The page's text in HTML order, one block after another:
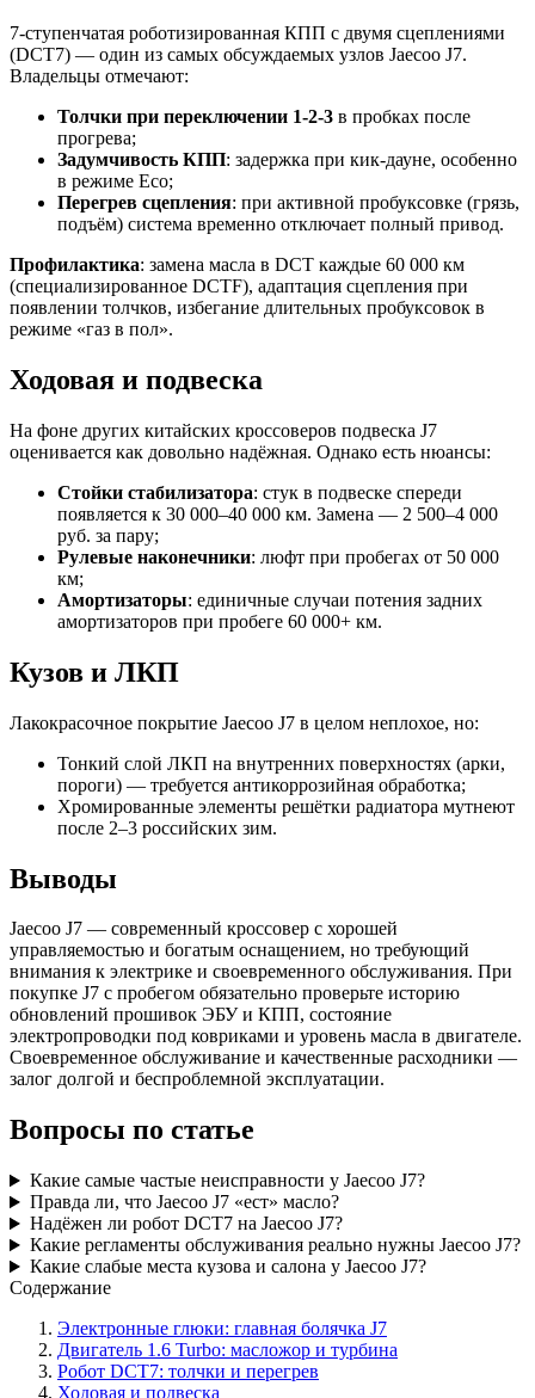
7-ступенчатая роботизированная КПП с двумя сцеплениями
(DCT7) — один из самых обсуждаемых узлов Jaecoo J7.
Владельцы отмечают:
Толчки при переключении 1-2-3 в пробках после
прогрева;
Задумчивость КПП: задержка при кик-дауне, особенно
в режиме Eco;
Перегрев сцепления: при активной пробуксовке (грязь,
подъём) система временно отключает полный привод.
Профилактика: замена масла в DCT каждые 60 000 км
(специализированное DCTF), адаптация сцепления при
появлении толчков, избегание длительных пробуксовок в
режиме «газ в пол».
Ходовая и подвеска
На фоне других китайских кроссоверов подвеска J7
оценивается как довольно надёжная. Однако есть нюансы:
Стойки стабилизатора: стук в подвеске спереди
появляется к 30 000–40 000 км. Замена — 2 500–4 000
руб. за пару;
Рулевые наконечники: люфт при пробегах от 50 000
км;
Амортизаторы: единичные случаи потения задних
амортизаторов при пробеге 60 000+ км.
Кузов и ЛКП
Лакокрасочное покрытие Jaecoo J7 в целом неплохое, но:
Тонкий слой ЛКП на внутренних поверхностях (арки,
пороги) — требуется антикоррозийная обработка;
Хромированные элементы решётки радиатора мутнеют
после 2–3 российских зим.
Выводы
Jaecoo J7 — современный кроссовер с хорошей
управляемостью и богатым оснащением, но требующий
внимания к электрике и своевременного обслуживания. При
покупке J7 с пробегом обязательно проверьте историю
обновлений прошивок ЭБУ и КПП, состояние
электропроводки под ковриками и уровень масла в двигателе.
Своевременное обслуживание и качественные расходники —
залог долгой и беспроблемной эксплуатации.
Вопросы по статье
Какие самые частые неисправности у Jaecoo J7?
Правда ли, что Jaecoo J7 «ест» масло?
Надёжен ли робот DCT7 на Jaecoo J7?
Какие регламенты обслуживания реально нужны Jaecoo J7?
Какие слабые места кузова и салона у Jaecoo J7?
Содержание
Электронные глюки: главная болячка J7
Двигатель 1.6 Turbo: масложор и турбина
Робот DCT7: толчки и перегрев
Ходовая и подвеска